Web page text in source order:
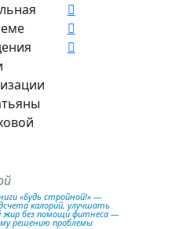
«Будь стройной!» —
калорий, улучшать
жир без помощи фитнеса —
решению проблемы